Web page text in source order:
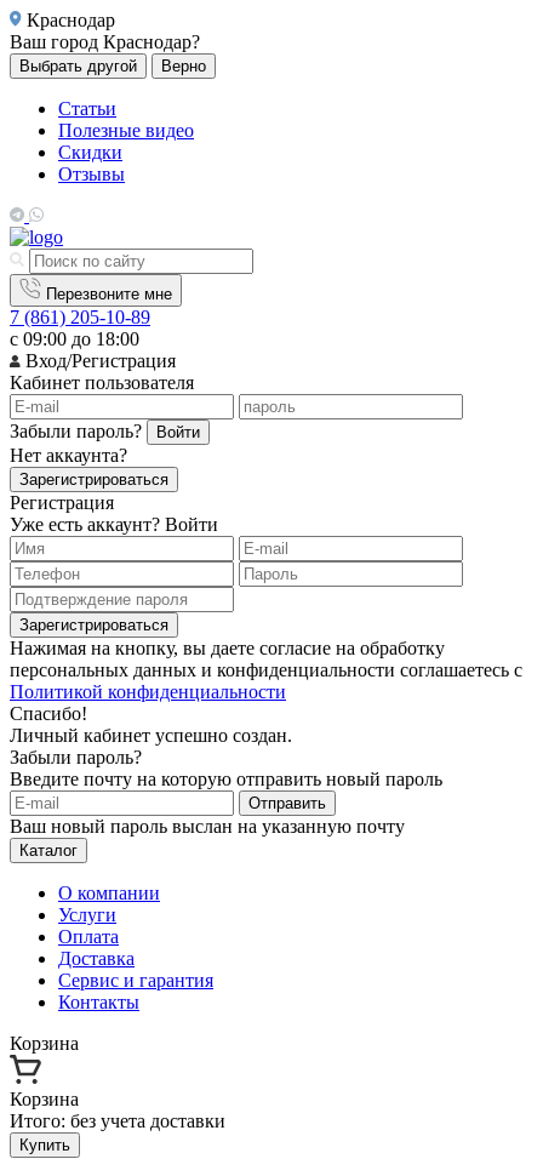
Краснодар
Ваш город Краснодар?
Выбрать другой Верно
Статьи
Полезные видео
Скидки
Отзывы
Перезвоните мне
7 (861) 205-10-89
с 09:00 до 18:00
Вход/Регистрация
Кабинет пользователя
Забыли пароль? Войти
Нет аккаунта?
Зарегистрироваться
Регистрация
Уже есть аккаунт? Войти
Зарегистрироваться
Нажимая на кнопку, вы даете согласие на обработку
персональных данных и конфиденциальности соглашаетесь с
Политикой конфиденциальности
Спасибо!
Личный кабинет успешно создан.
Забыли пароль?
Введите почту на которую отправить новый пароль
Отправить
Ваш новый пароль выслан на указанную почту
Каталог
О компании
Услуги
Оплата
Доставка
Сервис и гарантия
Контакты
Корзина
Корзина
Итого: без учета доставки
Купить